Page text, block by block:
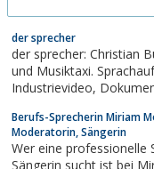
Moderation Bühne der
der sprecher
der sprecher: Christian
und Musiktaxi.
Industrievideo, Dokumentarfilm, Internet, Anrufbeantworter,
Hörbeispiele online.
Berufs-Sprecherin Miriam
Moderatorin, Sängerin
Wer eine professionelle Sprecherin,
Sängerin sucht ist bei Miriam